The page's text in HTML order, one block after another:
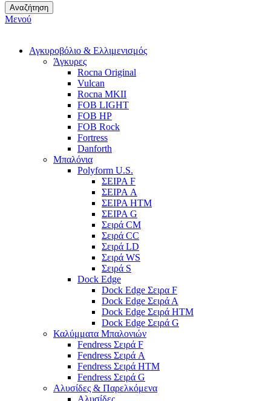
Αναζήτηση
Μενού
Αγκυροβόλιο & Ελλιμενισμός
Άγκυρες
Rocna Original
Vulcan
Rocna MKII
FOB LIGHT
FOB HP
FOB Rock
Fortress
Danforth
Μπαλόνια
Polyform U.S.
ΣΕΙΡΑ F
ΣΕΙΡΑ A
ΣΕΙΡΑ HTM
ΣΕΙΡΑ G
Σειρά CM
Σειρά CC
Σειρά LD
Σειρά WS
Σειρά S
Dock Edge
Dock Edge Σειρα F
Dock Edge Σειρά Α
Dock Edge Σειρά HTM
Dock Edge Σειρά G
Καλύμματα Μπαλονιών
Fendress Σειρά F
Fendress Σειρά A
Fendress Σειρά HTM
Fendress Σειρά G
Αλυσίδες & Παρελκόμενα
Αλυσίδες